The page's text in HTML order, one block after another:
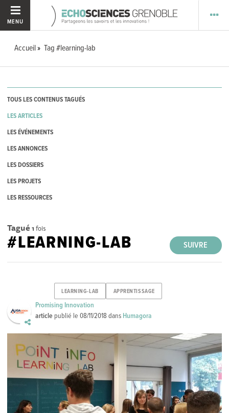
MENU
Accueil Tag #learning-lab
TOUS LES CONTENUS TAGUÉS
LES ARTICLES
LES ÉVÉNEMENTS
LES ANNONCES
LES DOSSIERS
LES PROJETS
LES RESSOURCES
Tagué 1 fois
SUIVRE
#LEARNING-LAB
LEARNING-LAB APPRENTISSAGE
Promising Innovation
article publié le08/11/2018 dans Humagora